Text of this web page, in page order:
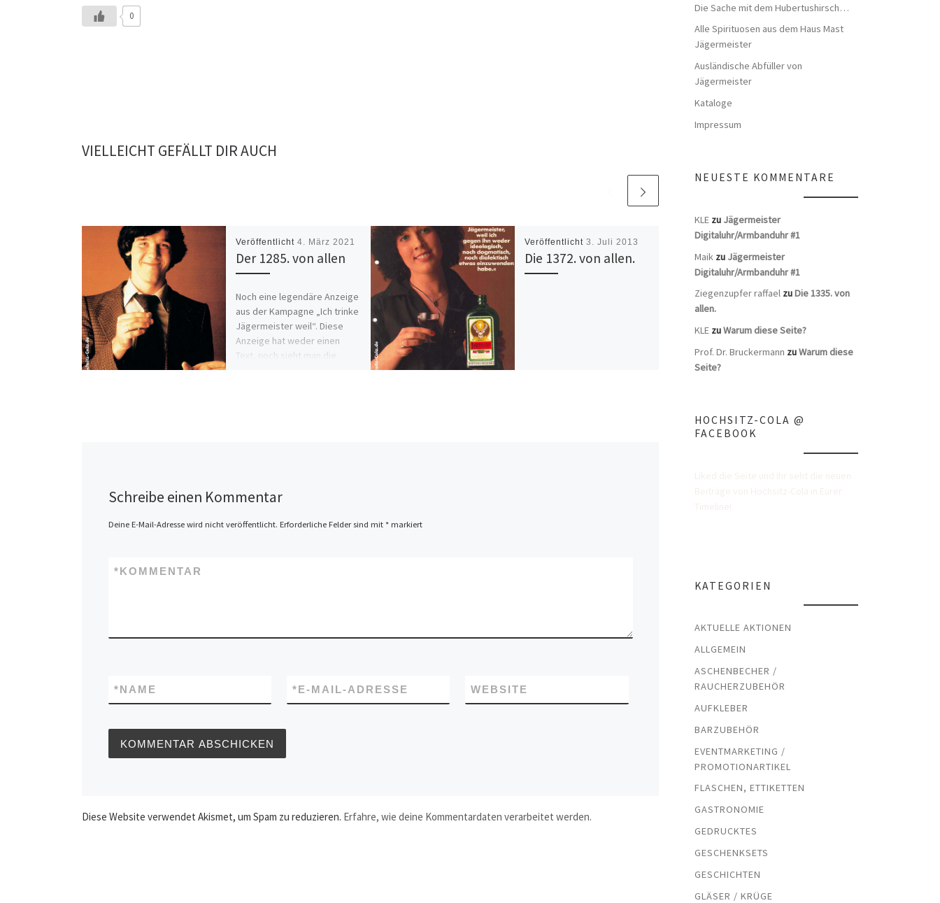
0
VIELLEICHT GEFÄLLT DIR AUCH
Veröffentlicht4. März 2021
Der 1285. von allen
Noch eine legendäre Anzeige
aus der Kampagne „Ich trinke
Jägermeister weil“. Diese
Anzeige hat weder einen
Text, noch sieht man die
Veröffentlicht 3. Juli 2013
Die 1372. von allen.
Schreibe einen Kommentar
Deine E-Mail-Adresse wird nicht veröffentlicht. Erforderliche Felder sind mit *markiert
KOMMENTAR
*
NAME
* E-MAIL-ADRESSE
* WEBSITE
Diese Website verwendet Akismet, um Spam zu reduzieren. Erfahre, wie deine Kommentardaten verarbeitet werden.
Die Sache mit dem Hubertushirsch…
Alle Spirituosen aus dem Haus Mast
Jägermeister
Ausländische Abfüller von
Jägermeister
Kataloge
Impressum
NEUESTE KOMMENTARE
KLEzu Jägermeister
Digitaluhr/Armbanduhr #1
Maik zu Jägermeister
Digitaluhr/Armbanduhr #1
Ziegenzupfer raffaelzuDie 1335. von
allen.
KLEzuWarum diese Seite?
Prof. Dr. Bruckermann zuWarum diese
Seite?
HOCHSITZ-COLA @
FACEBOOK
KATEGORIEN
AKTUELLE AKTIONEN
ALLGEMEIN
ASCHENBECHER /
RAUCHERZUBEHÖR
AUFKLEBER
BARZUBEHÖR
EVENTMARKETING /
PROMOTIONARTIKEL
FLASCHEN, ETTIKETTEN
GASTRONOMIE
GEDRUCKTES
GESCHENKSETS
GESCHICHTEN
GLÄSER / KRÜGE